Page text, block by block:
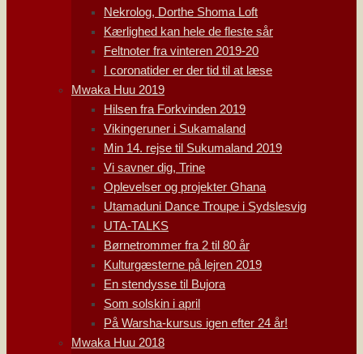
Nekrolog, Dorthe Shoma Loft
Kærlighed kan hele de fleste sår
Feltnoter fra vinteren 2019-20
I coronatider er der tid til at læse
Mwaka Huu 2019
Hilsen fra Forkvinden 2019
Vikingeruner i Sukamaland
Min 14. rejse til Sukumaland 2019
Vi savner dig, Trine
Oplevelser og projekter Ghana
Utamaduni Dance Troupe i Sydslesvig
UTA-TALKS
Børnetrommer fra 2 til 80 år
Kulturgæsterne på lejren 2019
En stendysse til Bujora
Som solskin i april
På Warsha-kursus igen efter 24 år!
Mwaka Huu 2018